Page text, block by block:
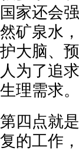
国家还会
然矿泉水
护大脑、
人为了追
生理需求。
第四点就
复的工作